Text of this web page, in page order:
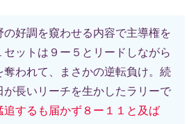
好調を窺わせる内容で主導権を
ットは９ー５とリードしながら
奪われて、まさかの逆転負け。続
が長いリーチを生かしたラリーで
追するも届かず８ー１１と及ば